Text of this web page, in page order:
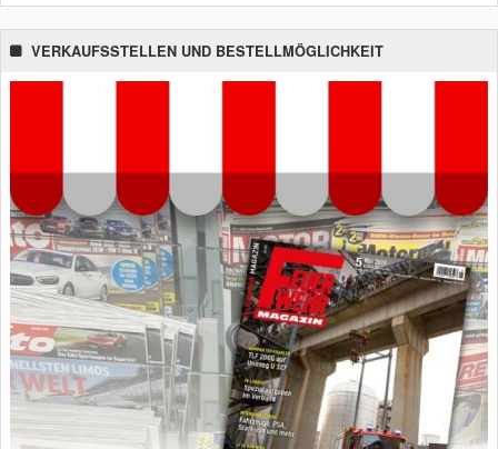
VERKAUFSSTELLEN UND BESTELLMÖGLICHKEIT